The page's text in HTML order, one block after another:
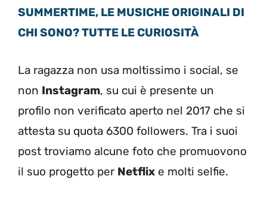
SUMMERTIME, LE MUSICHE ORIGINALI DI
CHI SONO? TUTTE LE CURIOSITÀ
La ragazza non usa moltissimo i social, se
non Instagram, su cui è presente un
profilo non verificato aperto nel 2017 che si
attesta su quota 6300 followers. Tra i suoi
post troviamo alcune foto che promuovono
il suo progetto per Netflix e molti selfie.